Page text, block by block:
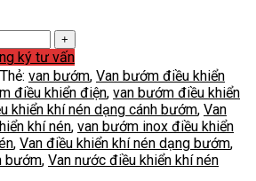
ký tư vấn
Thẻ: van bướm, Van bướm điều khiển
điều khiển điện, van bướm điều khiển
khiển khí nén dạng cánh bướm, Van
khí nén, van bướm inox điều khiển
, Van điều khiển khí nén dạng bướm,
bướm, Van nước điều khiển khí nén